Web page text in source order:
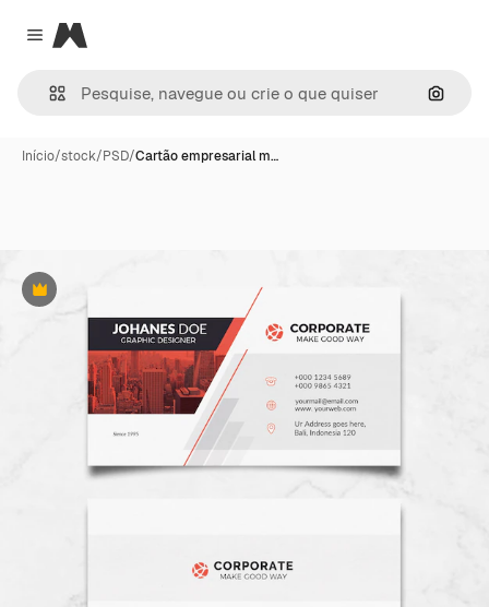
Close menu
Magnific
Início/stock/PSD/Cartão empresarial m…
Premium